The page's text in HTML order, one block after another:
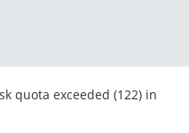
quota exceeded (122) in